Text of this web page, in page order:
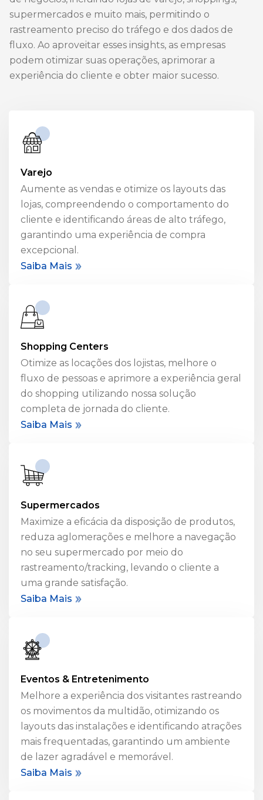
supermercados e muito mais, permitindo o
rastreamento preciso do tráfego e dos dados de
fluxo. Ao aproveitar esses insights, as empresas
podem otimizar suas operações, aprimorar a
experiência do cliente e obter maior sucesso.
Varejo
Aumente as vendas e otimize os layouts das
lojas, compreendendo o comportamento do
cliente e identificando áreas de alto tráfego,
garantindo uma experiência de compra
excepcional.
Saiba Mais
Shopping Centers
Otimize as locações dos lojistas, melhore o
fluxo de pessoas e aprimore a experiência geral
do shopping utilizando nossa solução
completa de jornada do cliente.
Saiba Mais
Supermercados
Maximize a eficácia da disposição de produtos,
reduza aglomerações e melhore a navegação
no seu supermercado por meio do
rastreamento/tracking, levando o cliente a
uma grande satisfação.
Saiba Mais
Eventos & Entretenimento
Melhore a experiência dos visitantes rastreando
os movimentos da multidão, otimizando os
layouts das instalações e identificando atrações
mais frequentadas, garantindo um ambiente
de lazer agradável e memorável.
Saiba Mais